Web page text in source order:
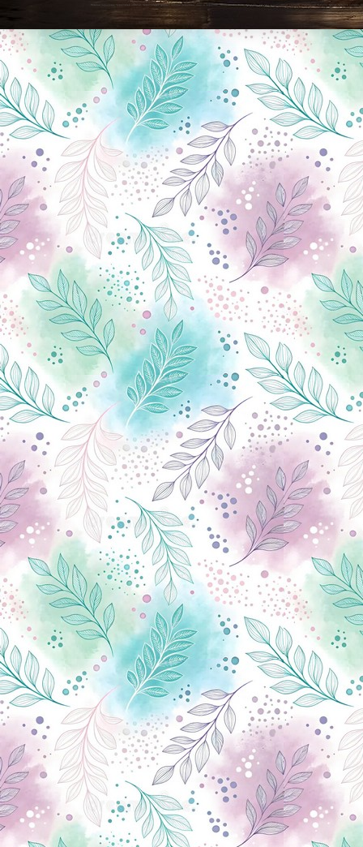
Новини Чернігова, Чернігівські новини, Чернігівський формат, новини Чернігова, події в Чернігові: політика, економіка, аналітика, культура, відеоновини, екологія, спортивний Чернігів, туризм, Чернігів